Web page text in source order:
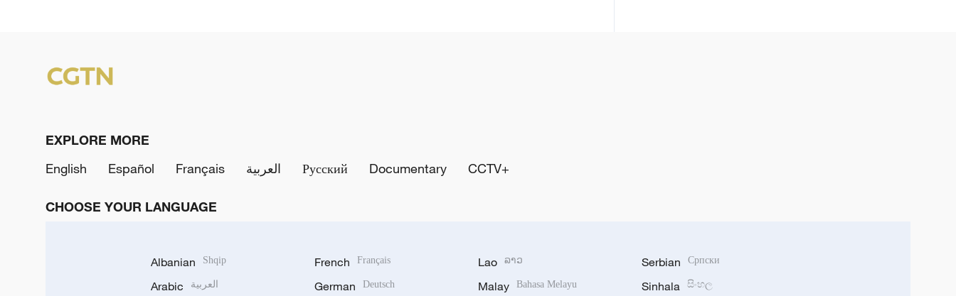
EXPLORE MORE
English
Español Français العربية Русский Documentary CCTV+
CHOOSE YOUR LANGUAGE
Albanian Shqip
Arabic العربية
French Français
German Deutsch
Lao ລາວ
Malay Bahasa Melayu
Serbian Српски
Sinhala සිංහල